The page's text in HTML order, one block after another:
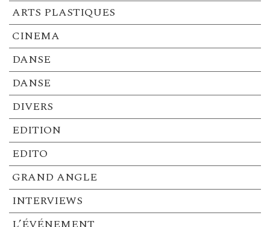
ARTS PLASTIQUES
CINEMA
DANSE
DANSE
DIVERS
EDITION
EDITO
GRAND ANGLE
INTERVIEWS